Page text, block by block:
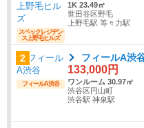
スペックレジデン
ス上野毛ヒルズ
1K 23.49㎡
世田谷区野毛
上野毛駅 等々力駅
2
フィールA渋谷
フィールA渋
133,000円
ワンルーム 30.97㎡
渋谷区円山町
渋谷駅 神泉駅